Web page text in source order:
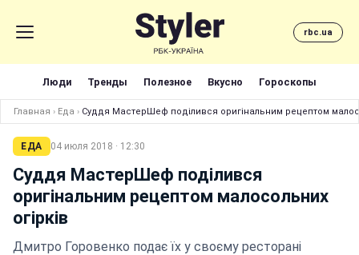
rbc.ua
Люди Тренды Полезное Вкусно Гороскопы
Главная › Еда › Суддя МастерШеф поділився оригінальним рецептом
ЕДА 04 июля 2018 · 12:30
Суддя МастерШеф поділився
оригінальним рецептом малосольних
огірків
Дмитро Горовенко подає їх у своєму ресторані